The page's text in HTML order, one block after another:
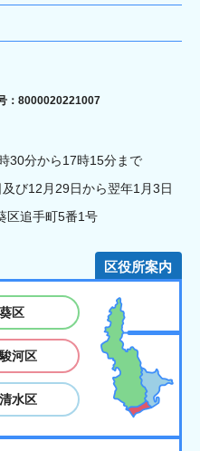
：8000020221007
30分から17時15分まで
び12月29日から翌年1月3日
追手町5番1号
区役所案内
葵区
駿河区
清水区